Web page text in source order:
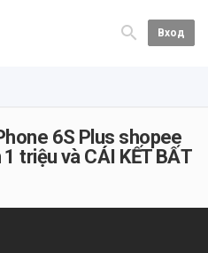
Вход
6S Plus shopee
1 triệu và CÁI KẾT BẤT